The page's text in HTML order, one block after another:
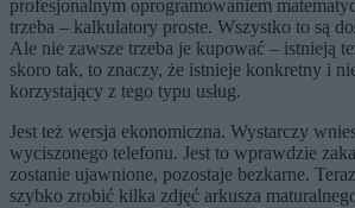
profesjonalnym oprogramowaniem
trzeba – kalkulatory proste. Wszystko to są
Ale nie zawsze trzeba je kupować – istnieją
skoro tak, to znaczy, że istnieje konkretny i
korzystający z tego typu usług.
Jest też wersja ekonomiczna. Wystarczy
wyciszonego telefonu. Jest to wprawdzie
zostanie ujawnione, pozostaje bezkarne.
szybko zrobić kilka zdjęć arkusza